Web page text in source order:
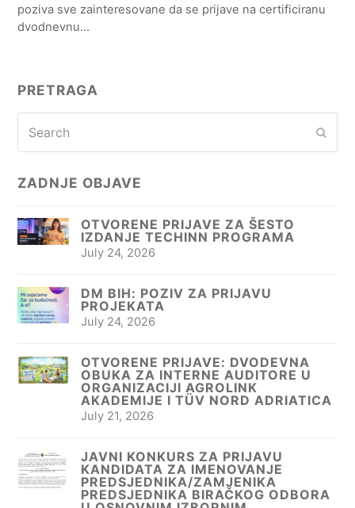
poziva sve zainteresovane da se prijave na certificiranu
dvodnevnu…
PRETRAGA
ZADNJE OBJAVE
OTVORENE PRIJAVE ZA ŠESTO
IZDANJE TECHINN PROGRAMA
July 24, 2026
DM BIH: POZIV ZA PRIJAVU
PROJEKATA
July 24, 2026
OTVORENE PRIJAVE: DVODEVNA
OBUKA ZA INTERNE AUDITORE U
ORGANIZACIJI AGROLINK
AKADEMIJE I TÜV NORD ADRIATICA
July 21, 2026
JAVNI KONKURS ZA PRIJAVU
KANDIDATA ZA IMENOVANJE
PREDSJEDNIKA/ZAMJENIKA
PREDSJEDNIKA BIRAČKOG ODBORA